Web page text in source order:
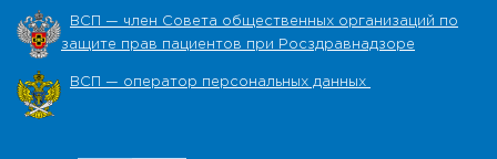
ВСП — член Совета общественных организаций по
защите прав пациентов при Росздравнадзоре
ВСП — оператор персональных данных